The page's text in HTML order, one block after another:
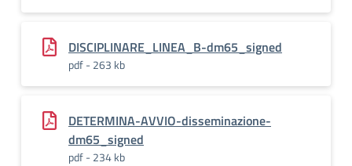
DISCIPLINARE_LINEA_B-dm65_signed
pdf - 263 kb
DETERMINA-AVVIO-disseminazione-
dm65_signed
pdf - 234 kb